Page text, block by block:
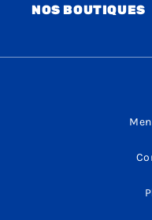
NOS BOUTIQUES